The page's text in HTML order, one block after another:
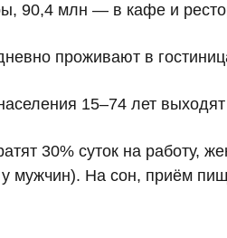
90,4 млн — в кафе и
проживают в
15–74 лет
30% суток на работу,
у мужчин). На сон, приём